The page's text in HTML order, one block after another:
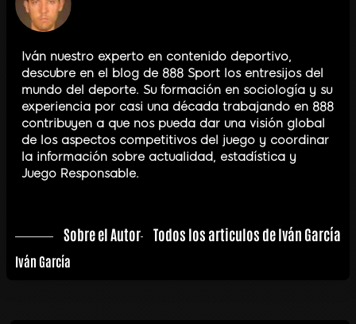
Iván nuestro experto en contenido deportivo,
descubre en el blog de 888 Sport los entresijos del
mundo del deporte. Su formación en sociología y su
experiencia por casi una década trabajando en 888
contribuyen a que nos pueda dar una visión global
de los aspectos competitivos del juego y coordinar
la información sobre actualidad, estadística y
Juego Responsable.
Sobre el Autor Todos los articulos de Iván García
Iván García